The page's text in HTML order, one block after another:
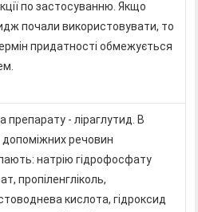
по застосуванню. Якщо
почали використовувати, то
придатності обмежується
препарату - ліраглутид. В
допоміжних речовин
натрію гідрофосфату
пропіленгліколь,
кислота, гідроксид